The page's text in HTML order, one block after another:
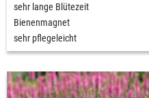
sehr lange Blütezeit
Bienenmagnet
sehr pflegeleicht